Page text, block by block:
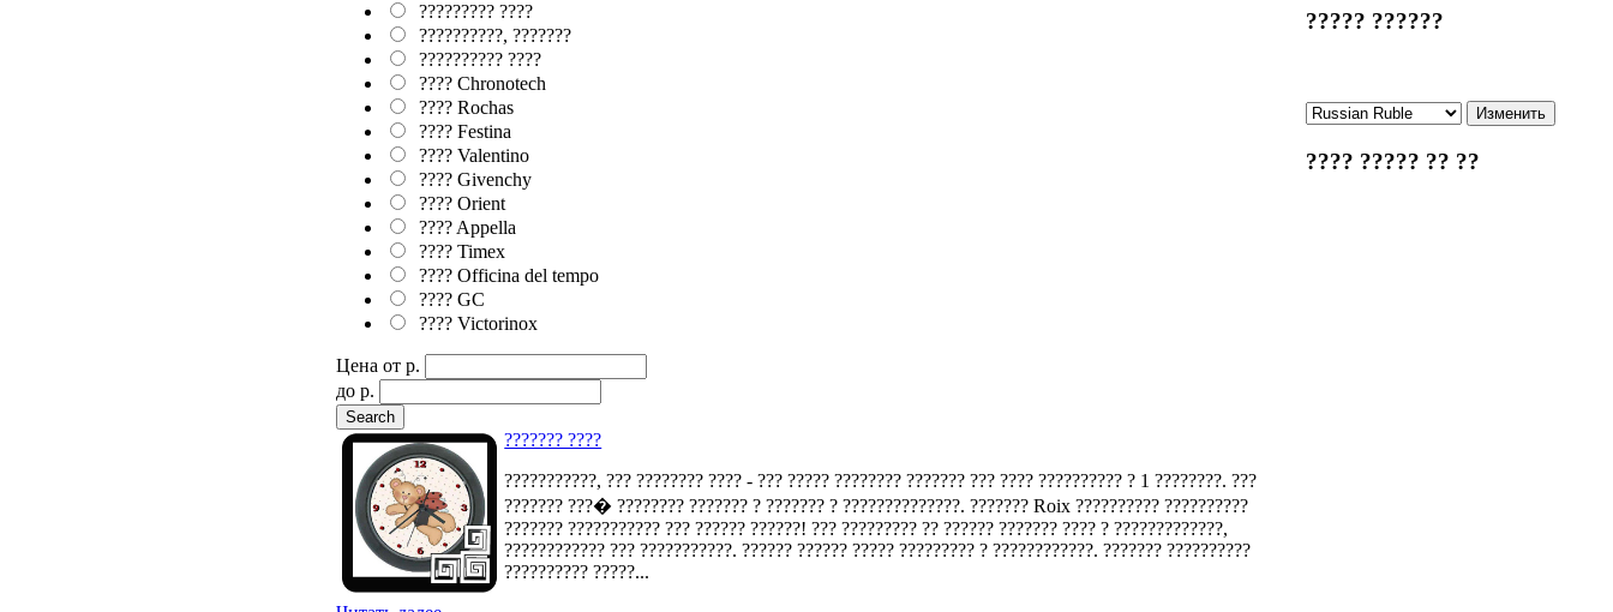
????????? ????
??????????, ???????
?????????? ????
???? Chronotech
???? Rochas
???? Festina
???? Valentino
???? Givenchy
???? Orient
???? Appella
???? Timex
???? Officina del tempo
???? GC
???? Victorinox
Цена от p.
до p.
??????? ????
???????????, ??? ???????? ???? - ??? ????? ???????? ??????? ??? ???? ?????????? ? 1 ????????. ???
??????? ???� ???????? ??????? ? ??????? ? ??????????????. ??????? Roix ?????????? ??????????
??????? ??????????? ??? ?????? ??????! ??? ????????? ?? ?????? ??????? ???? ? ?????????????,
???????????? ??? ???????????. ?????? ?????? ????? ????????? ? ????????????. ??????? ??????????
?????????? ?????...
????? ??????
???? ????? ?? ??